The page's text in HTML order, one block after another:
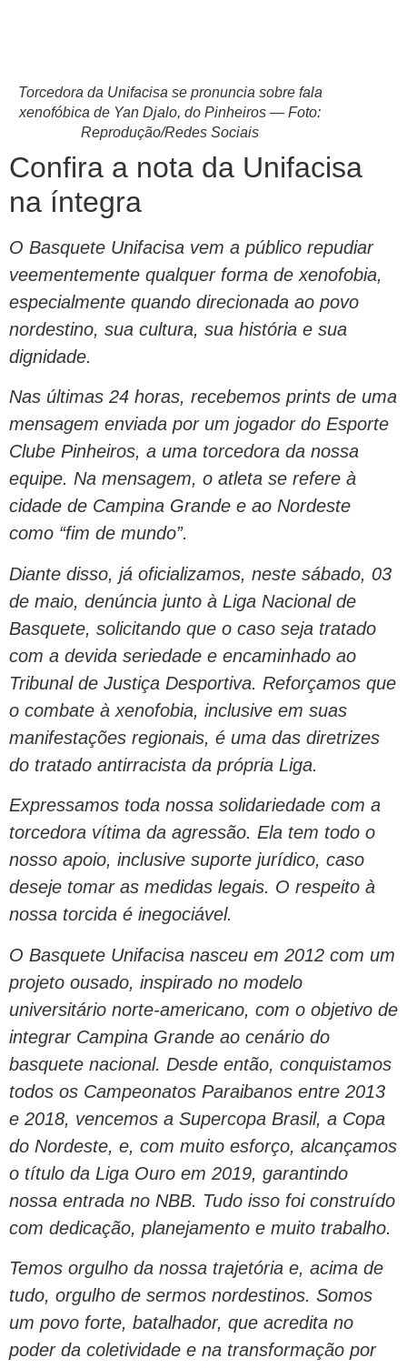
Torcedora da Unifacisa se pronuncia sobre fala
xenofóbica de Yan Djalo, do Pinheiros — Foto:
Reprodução/Redes Sociais
Confira a nota da Unifacisa
na íntegra
O Basquete Unifacisa vem a público repudiar
veementemente qualquer forma de xenofobia,
especialmente quando direcionada ao povo
nordestino, sua cultura, sua história e sua
dignidade.
Nas últimas 24 horas, recebemos prints de uma
mensagem enviada por um jogador do Esporte
Clube Pinheiros, a uma torcedora da nossa
equipe. Na mensagem, o atleta se refere à
cidade de Campina Grande e ao Nordeste
como “fim de mundo”.
Diante disso, já oficializamos, neste sábado, 03
de maio, denúncia junto à Liga Nacional de
Basquete, solicitando que o caso seja tratado
com a devida seriedade e encaminhado ao
Tribunal de Justiça Desportiva. Reforçamos que
o combate à xenofobia, inclusive em suas
manifestações regionais, é uma das diretrizes
do tratado antirracista da própria Liga.
Expressamos toda nossa solidariedade com a
torcedora vítima da agressão. Ela tem todo o
nosso apoio, inclusive suporte jurídico, caso
deseje tomar as medidas legais. O respeito à
nossa torcida é inegociável.
O Basquete Unifacisa nasceu em 2012 com um
projeto ousado, inspirado no modelo
universitário norte-americano, com o objetivo de
integrar Campina Grande ao cenário do
basquete nacional. Desde então, conquistamos
todos os Campeonatos Paraibanos entre 2013
e 2018, vencemos a Supercopa Brasil, a Copa
do Nordeste, e, com muito esforço, alcançamos
o título da Liga Ouro em 2019, garantindo
nossa entrada no NBB. Tudo isso foi construído
com dedicação, planejamento e muito trabalho.
Temos orgulho da nossa trajetória e, acima de
tudo, orgulho de sermos nordestinos. Somos
um povo forte, batalhador, que acredita no
poder da coletividade e na transformação por